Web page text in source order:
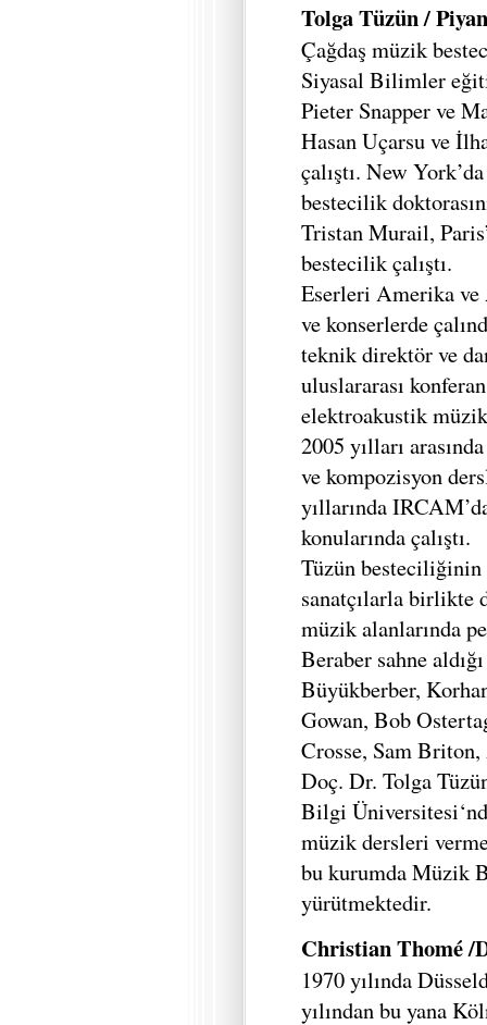
Tolga Tüzün /
Çağdaş müzik
Siyasal Bilimler
Pieter Snapper ve
Hasan Uçarsu ve
çalıştı. New
bestecilik
Tristan Murail,
bestecilik çalıştı.
Eserleri Amerika ve
ve konserlerde
teknik direktör ve
uluslararası
elektroakustik
2005 yılları
ve kompozisyon
yıllarında
konularında çalıştı.
Tüzün besteciliğinin
sanatçılarla birlikte
müzik alanlarında
Beraber sahne
Büyükberber,
Gowan, Bob
Crosse, Sam
Doç. Dr. Tolga
Bilgi
müzik dersleri
bu kurumda Müzik
yürütmektedir.
Christian Thomé /
1970 yılında
yılından bu yana